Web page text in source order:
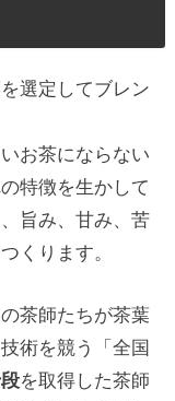
選定してブレン
お茶にならない
特徴を生かして
旨み、甘み、苦
くります。
茶師たちが茶葉
術を競う「全国
を取得した茶師